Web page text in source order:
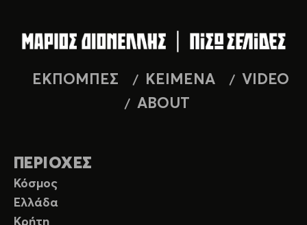
ΕΚΠΟΜΠΕΣ ΚΕΙΜΕΝΑ
VIDEO
ABOUT
ΠΕΡΙΟΧΕΣ
Κόσμος
Ελλάδα
Κρήτη